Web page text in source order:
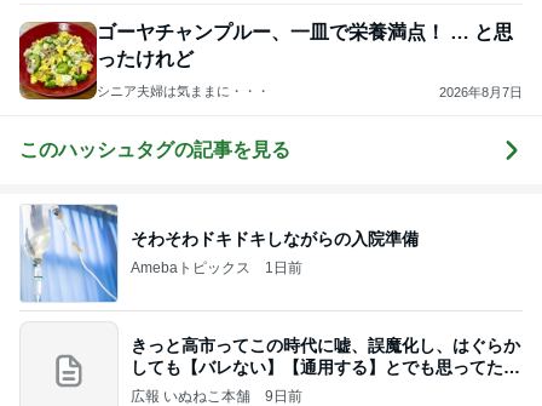
ゴーヤチャンプルー、一皿で栄養満点！ … と思
ったけれど
シニア夫婦は気ままに・・・ 2026年8月7日
このハッシュタグの記事を見る
そわそわドキドキしながらの入院準備
Amebaトピックス 1日前
きっと高市ってこの時代に嘘、誤魔化し、はぐらか
しても【バレない】【通用する】とでも思ってたん
だろ
広報 いぬねこ本舗 9日前